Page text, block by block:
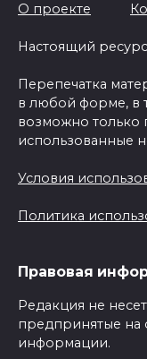
О проекте
Настоящий
Перепечатка
в любой форме, в
возможно только
использованные
Условия
Политика
Правовая
Редакция не
предпринятые на
информации.